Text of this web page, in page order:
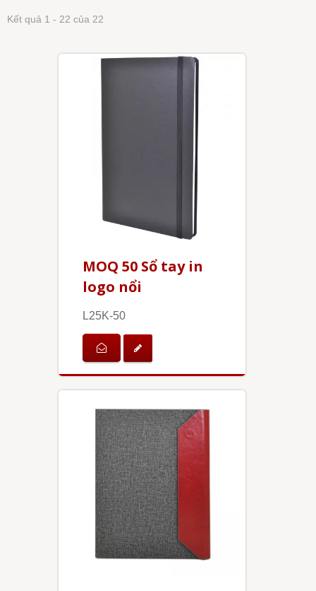
Kết quả 1 - 22 của 22
MOQ 50 Sổ tay in
logo nổi
L25K-50